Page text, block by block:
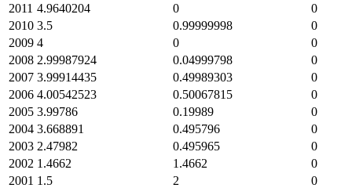
2011 4.9640204 0
0
2010 3.5 0.99999998
0
2009 4 0
0
2008 2.99987924 0.04999798
0
2007 3.99914435 0.49989303
0
2006 4.00542523 0.50067815
0
2005 3.99786 0.19989
0
2004 3.668891 0.495796
0
2003 2.47982 0.495965
0
2002 1.4662 1.4662
0
2001 1.5 2
0